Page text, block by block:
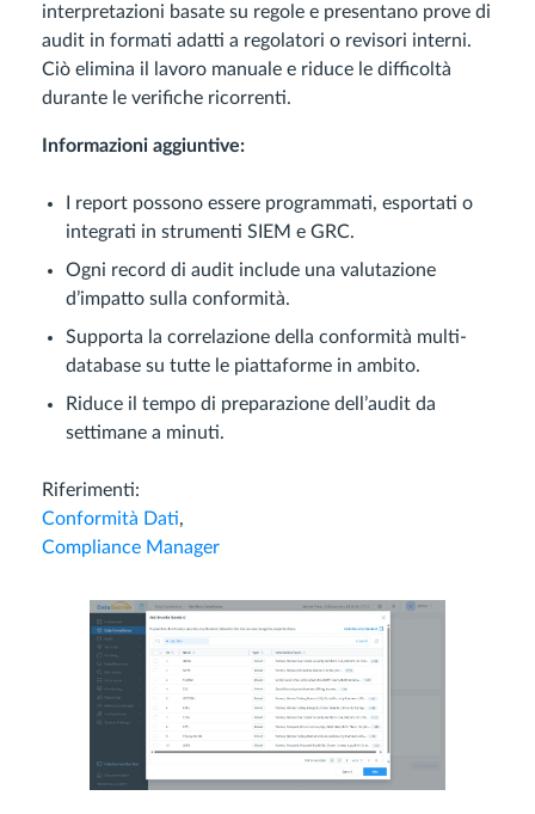
interpretazioni basate su regole e presentano prove di
audit in formati adatti a regolatori o revisori interni.
Ciò elimina il lavoro manuale e riduce le difficoltà
durante le verifiche ricorrenti.
Informazioni aggiuntive:
I report possono essere programmati, esportati o
integrati in strumenti SIEM e GRC.
Ogni record di audit include una valutazione
d’impatto sulla conformità.
Supporta la correlazione della conformità multi-
database su tutte le piattaforme in ambito.
Riduce il tempo di preparazione dell’audit da
settimane a minuti.
Riferimenti:
Conformità Dati,
Compliance Manager